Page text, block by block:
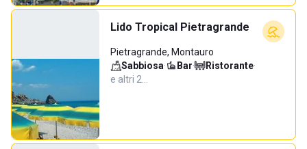
Lido Tropical Pietragrande
Pietragrande, Montauro
Sabbiosa· Bar· Ristorante·
e altri 2…